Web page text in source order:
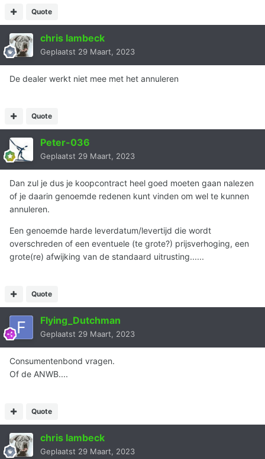
Quote
chris lambeck
Geplaatst 29 Maart, 2023
De dealer werkt niet mee met het annuleren
Quote
Peter-036
Geplaatst 29 Maart, 2023
Dan zul je dus je koopcontract heel goed moeten gaan nalezen
of je daarin genoemde redenen kunt vinden om wel te kunnen
annuleren.
Een genoemde harde leverdatum/levertijd die wordt
overschreden of een eventuele (te grote?) prijsverhoging, een
grote(re) afwijking van de standaard uitrusting......
Quote
Flying_Dutchman
Geplaatst 29 Maart, 2023
Consumentenbond vragen.
Of de ANWB....
Quote
chris lambeck
Geplaatst 29 Maart, 2023